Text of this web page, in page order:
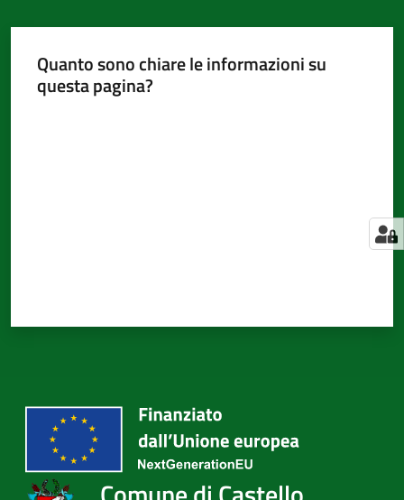
Quanto sono chiare le informazioni su
questa pagina?